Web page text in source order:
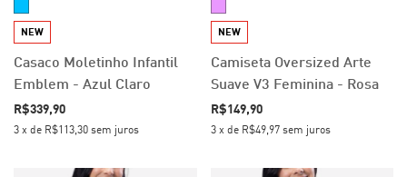
NEW
Casaco Moletinho Infantil
Emblem - Azul Claro
R$339,90
3 x de R$113,30 sem juros
NEW
Camiseta Oversized Arte
Suave V3 Feminina - Rosa
R$149,90
3 x de R$49,97 sem juros